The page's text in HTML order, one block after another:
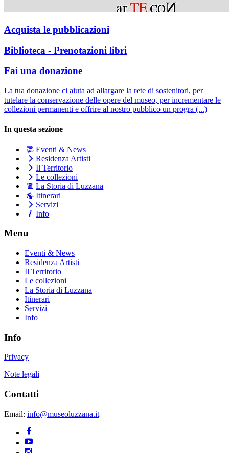
Acquista le pubblicazioni
Biblioteca - Prenotazioni libri
Fai una donazione
La tua donazione ci aiuta ad allargare la rete di sostenitori, per
tutelare la conservazione delle opere del museo, per incrementare le
collezioni permanenti e offrire al nostro pubblico un progra (...)
In questa sezione
Eventi & News
Residenza Artisti
Il Territorio
Le collezioni
La Storia di Luzzana
Itinerari
Servizi
Info
Menu
Eventi & News
Residenza Artisti
Il Territorio
Le collezioni
La Storia di Luzzana
Itinerari
Servizi
Info
Info
Privacy
Note legali
Contatti
Email: info@museoluzzana.it